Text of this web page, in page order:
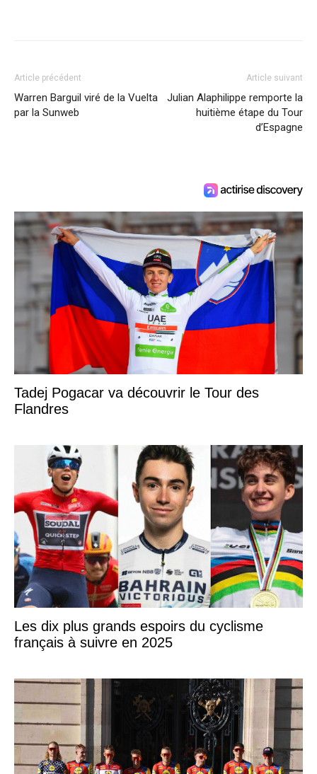
Article précédent
Warren Barguil viré de la Vuelta
par la Sunweb
Article suivant
Julian Alaphilippe remporte la
huitième étape du Tour
d’Espagne
Tadej Pogacar va découvrir le Tour des
Flandres
Les dix plus grands espoirs du cyclisme
français à suivre en 2025